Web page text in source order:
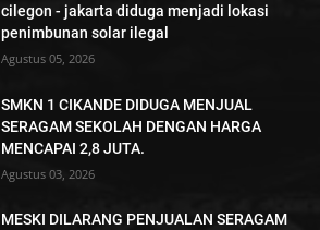
cilegon - jakarta diduga menjadi lokasi
penimbunan solar ilegal
Agustus 05, 2026
SMKN 1 CIKANDE DIDUGA MENJUAL
SERAGAM SEKOLAH DENGAN HARGA
MENCAPAI 2,8 JUTA.
Agustus 03, 2026
MESKI DILARANG PENJUALAN SERAGAM